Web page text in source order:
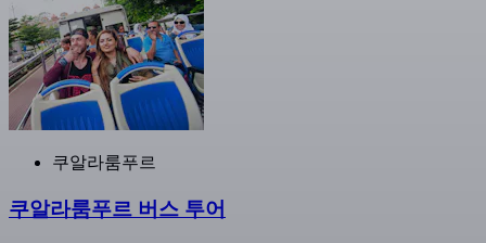
쿠알라룸푸르
쿠알라룸푸르 버스 투어